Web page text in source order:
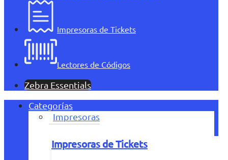
Impresoras de Tickets
Lectores de Códigos
Zebra Essentials
Categorías
Impresoras
Impresoras de Tickets